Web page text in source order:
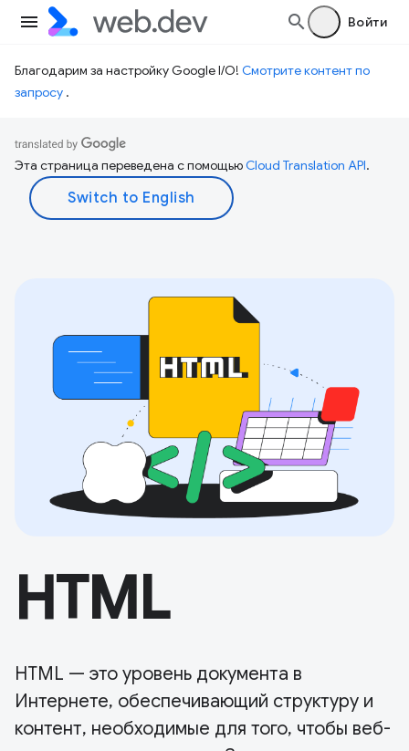
Войти
Благодарим за настройку Google I/O! Смотрите контент по
запросу .
Эта страница переведена с помощьюCloud Translation API.
HTML
HTML — это уровень документа в
Интернете, обеспечивающий структуру и
контент, необходимые для того, чтобы веб-